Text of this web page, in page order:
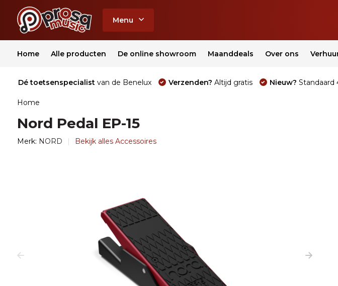
Menu
Home Alle producten De online showroom Maanddeals Over ons
Dé toetsenspecialist van de Benelux Verzenden? Altijd gratis Nieuw? Standaard
Home
Nord Pedal EP-15
Merk: NORD Bekijk alles Accessoires